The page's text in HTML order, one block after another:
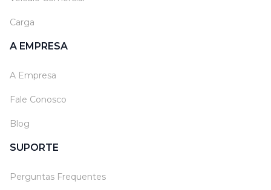
Carga
A EMPRESA
A Empresa
Fale Conosco
Blog
SUPORTE
Perguntas Frequentes